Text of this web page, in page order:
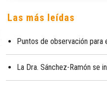
Las más leídas
Puntos de observación para
La Dra. Sánchez-Ramón se